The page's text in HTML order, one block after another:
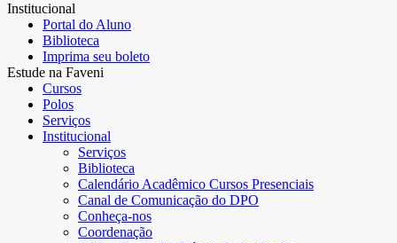
Institucional
Portal do Aluno
Biblioteca
Imprima seu boleto
Estude na Faveni
Cursos
Polos
Serviços
Institucional
Serviços
Biblioteca
Calendário Acadêmico Cursos Presenciais
Canal de Comunicação do DPO
Conheça-nos
Coordenação